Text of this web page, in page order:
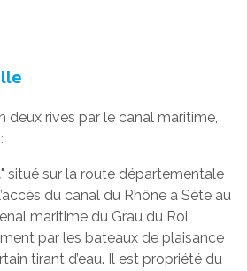
deux rives par le canal maritime,
" situé sur la route départementale
du canal du Rhône à Sète au
maritime du Grau du Roi
par les bateaux de plaisance
tirant d’eau. Il est propriété du